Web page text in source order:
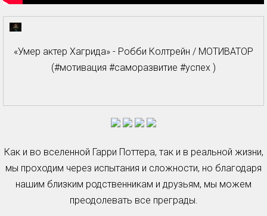
«Умер актер Хагрида» - Робби Колтрейн / МОТИВАТОР
(#мотивация #саморазвитие #успех )
Как и во вселенной Гарри Поттера, так и в реальной жизни,
мы проходим через испытания и сложности, но благодаря
нашим близким родственникам и друзьям, мы можем
преодолевать все преграды.